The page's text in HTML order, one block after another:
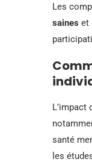
Les
saines et
L’impact
santé
les